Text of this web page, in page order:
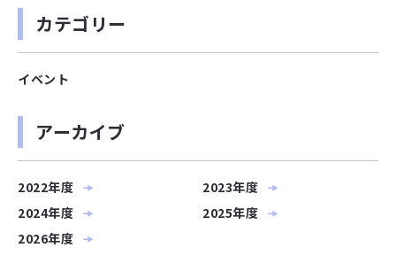
カテゴリー
イベント
アーカイブ
2022年度
2023年度
2024年度
2025年度
2026年度